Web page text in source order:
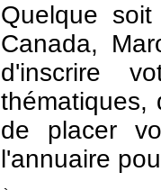
Quelque
Canada,
d'inscrire
thématiques,
de placer
l'annuaire